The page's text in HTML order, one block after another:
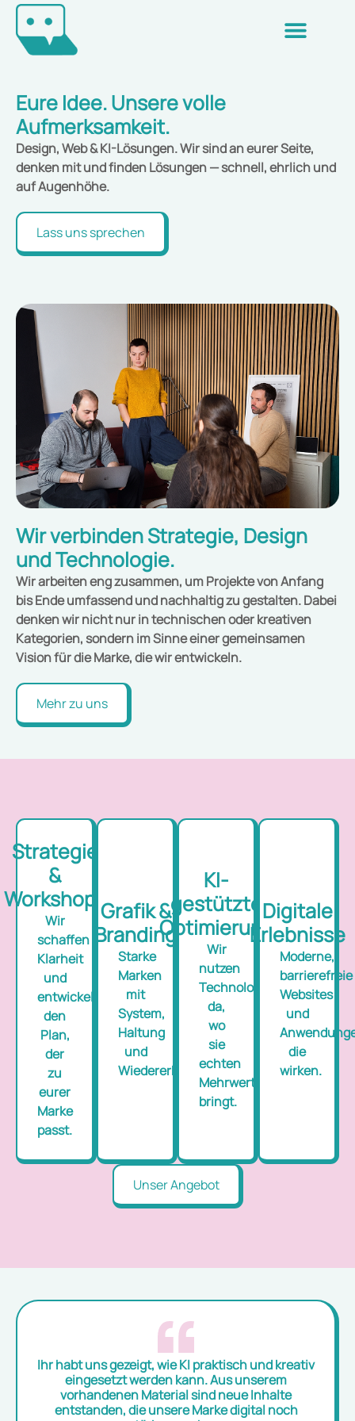
Eure Idee. Unsere volle
Aufmerksamkeit.
Design, Web & KI-Lösungen. Wir sind an eurer Seite,
denken mit und finden Lösungen — schnell, ehrlich und
auf Augenhöhe.
Lass uns sprechen
Wir verbinden Strategie, Design
und Technologie.
Wir arbeiten eng zusammen, um Projekte von Anfang
bis Ende umfassend und nachhaltig zu gestalten. Dabei
denken wir nicht nur in technischen oder kreativen
Kategorien, sondern im Sinne einer gemeinsamen
Vision für die Marke, die wir entwickeln.
Mehr zu uns
Strategie
&
Workshops
Wir
schaffen
Klarheit
und
entwickeln
den
Plan,
der
zu
eurer
Marke
passt.
Grafik &
Branding
Starke
Marken
mit
System,
Haltung
und
Wiedererkennung.
KI-
gestützte
Optimierung
Wir
nutzen
Technologie
da,
wo
sie
echten
Mehrwert
bringt.
Digitale
Erlebnisse
Moderne,
barrierefreie
Websites
und
die
wirken.
Unser Angebot
Ihr habt uns gezeigt, wie KI praktisch und kreativ
eingesetzt werden kann. Aus unserem
vorhandenen Material sind neue Inhalte
entstanden, die unsere Marke digital noch